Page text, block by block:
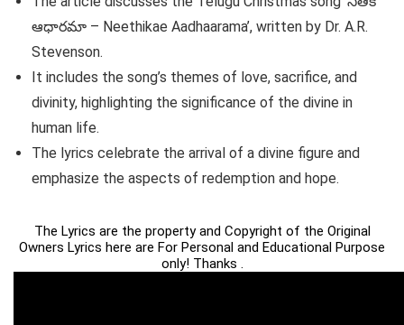
ఆధారమా – Neethikae Aadhaarama’, written by Dr. A.R.
Stevenson.
It includes the song’s themes of love, sacrifice, and
divinity, highlighting the significance of the divine in
human life.
The lyrics celebrate the arrival of a divine figure and
emphasize the aspects of redemption and hope.
The Lyrics are the property and Copyright of the Original
Owners Lyrics here are For Personal and Educational Purpose
only! Thanks .